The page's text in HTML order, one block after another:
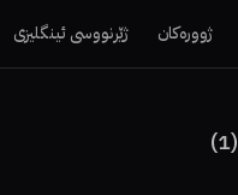
ژوورەکان ژێرنووسی ئینگلیزی
(
1
)